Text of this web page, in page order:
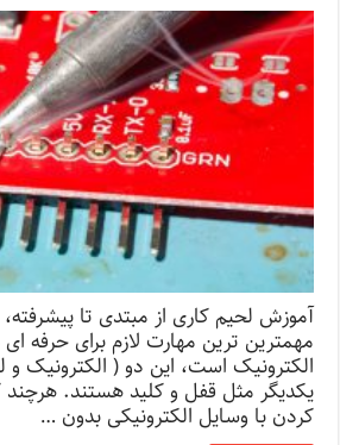
آموزش لحیم کاری از مبتدی تا
مهمترین ترین مهارت لازم برای حرفه
الکترونیک است، این دو ( الکترونیک و
یکدیگر مثل قفل و کلید هستند. هرچند
کردن با وسایل الکترونیکی بدون …